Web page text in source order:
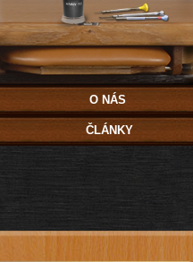
O NÁS
ČLÁNKY